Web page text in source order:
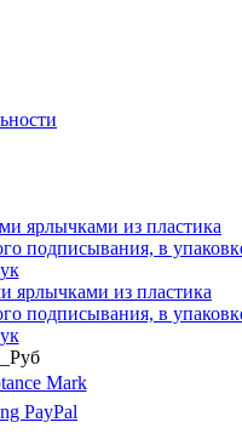
ярлычками из пластика
подписывания, в